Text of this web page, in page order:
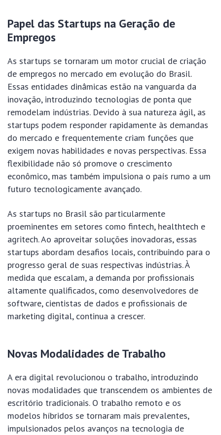
Papel das Startups na Geração de
Empregos
As startups se tornaram um motor crucial de criação
de empregos no mercado em evolução do Brasil.
Essas entidades dinâmicas estão na vanguarda da
inovação, introduzindo tecnologias de ponta que
remodelam indústrias. Devido à sua natureza ágil, as
startups podem responder rapidamente às demandas
do mercado e frequentemente criam funções que
exigem novas habilidades e novas perspectivas. Essa
flexibilidade não só promove o crescimento
econômico, mas também impulsiona o país rumo a um
futuro tecnologicamente avançado.
As startups no Brasil são particularmente
proeminentes em setores como fintech, healthtech e
agritech. Ao aproveitar soluções inovadoras, essas
startups abordam desafios locais, contribuindo para o
progresso geral de suas respectivas indústrias. À
medida que escalam, a demanda por profissionais
altamente qualificados, como desenvolvedores de
software, cientistas de dados e profissionais de
marketing digital, continua a crescer.
Novas Modalidades de Trabalho
A era digital revolucionou o trabalho, introduzindo
novas modalidades que transcendem os ambientes de
escritório tradicionais. O trabalho remoto e os
modelos híbridos se tornaram mais prevalentes,
impulsionados pelos avanços na tecnologia de